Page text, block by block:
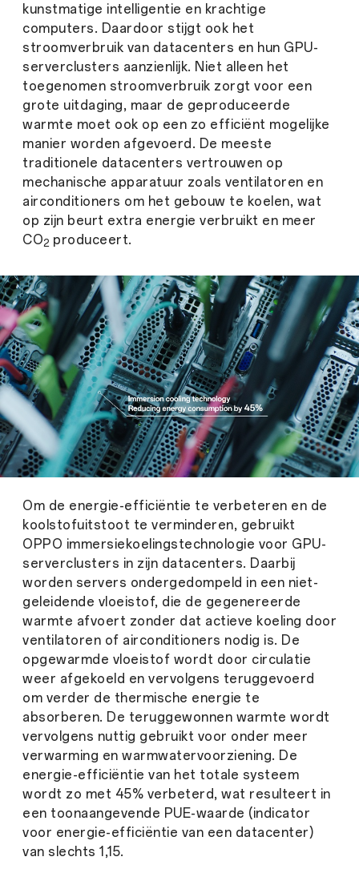
kunstmatige intelligentie en krachtige
computers. Daardoor stijgt ook het
stroomverbruik van datacenters en hun GPU-
serverclusters aanzienlijk. Niet alleen het
toegenomen stroomverbruik zorgt voor een
grote uitdaging, maar de geproduceerde
warmte moet ook op een zo efficiënt mogelijke
manier worden afgevoerd. De meeste
traditionele datacenters vertrouwen op
mechanische apparatuur zoals ventilatoren en
airconditioners om het gebouw te koelen, wat
op zijn beurt extra energie verbruikt en meer
CO2 produceert.
Om de energie-efficiëntie te verbeteren en de
koolstofuitstoot te verminderen, gebruikt
OPPO immersiekoelingstechnologie voor GPU-
serverclusters in zijn datacenters. Daarbij
worden servers ondergedompeld in een niet-
geleidende vloeistof, die de gegenereerde
warmte afvoert zonder dat actieve koeling door
ventilatoren of airconditioners nodig is. De
opgewarmde vloeistof wordt door circulatie
weer afgekoeld en vervolgens teruggevoerd
om verder de thermische energie te
absorberen. De teruggewonnen warmte wordt
vervolgens nuttig gebruikt voor onder meer
verwarming en warmwatervoorziening. De
energie-efficiëntie van het totale systeem
wordt zo met 45% verbeterd, wat resulteert in
een toonaangevende PUE-waarde (indicator
voor energie-efficiëntie van een datacenter)
van slechts 1,15.